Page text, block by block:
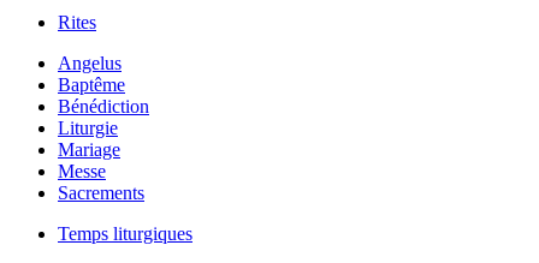
Rites
Angelus
Baptême
Bénédiction
Liturgie
Mariage
Messe
Sacrements
Temps liturgiques